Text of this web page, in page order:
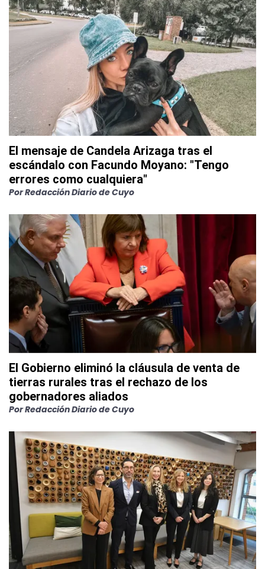
El mensaje de Candela Arizaga tras el
escándalo con Facundo Moyano: "Tengo
errores como cualquiera"
PorRedacción Diario de Cuyo
El Gobierno eliminó la cláusula de venta de
tierras rurales tras el rechazo de los
gobernadores aliados
PorRedacción Diario de Cuyo